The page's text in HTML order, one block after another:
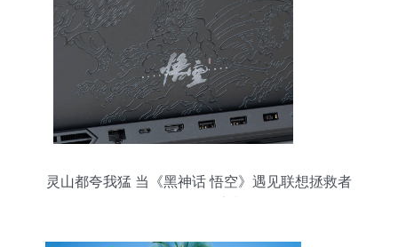
灵山都夸我猛 当《黑神话 悟空》遇见联想拯救者